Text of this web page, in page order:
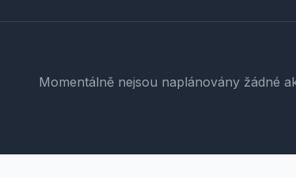
Momentálně nejsou naplánovány žádné